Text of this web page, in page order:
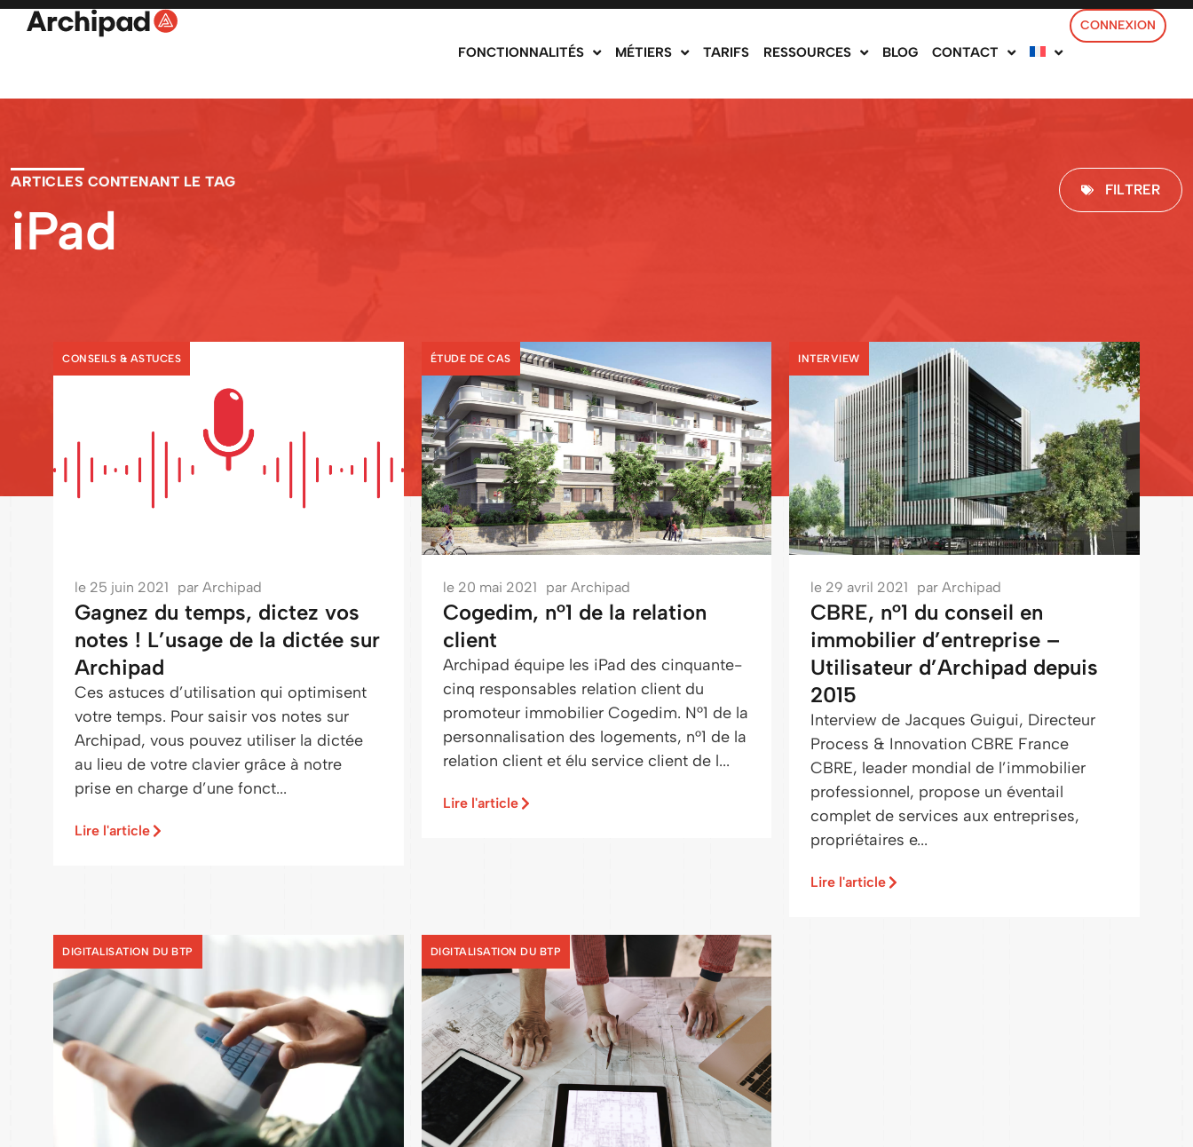
FONCTIONNALITÉS MÉTIERS TARIFS RESSOURCES BLOG CONTACT
CONNEXION
ARTICLES CONTENANT LE TAG
iPad
FILTRER
CONSEILS & ASTUCES
le 25 juin 2021 par Archipad
Gagnez du temps, dictez vos
notes ! L’usage de la dictée sur
Archipad
Ces astuces d’utilisation qui optimisent
votre temps. Pour saisir vos notes sur
Archipad, vous pouvez utiliser la dictée
au lieu de votre clavier grâce à notre
prise en charge d’une fonct...
Lire l'article
ÉTUDE DE CAS
le 20 mai 2021 par Archipad
Cogedim, n°1 de la relation
client
Archipad équipe les iPad des cinquante-
cinq responsables relation client du
promoteur immobilier Cogedim. N°1 de la
personnalisation des logements, n°1 de la
relation client et élu service client de l...
Lire l'article
INTERVIEW
le 29 avril 2021 par Archipad
CBRE, n°1 du conseil en
immobilier d’entreprise –
Utilisateur d’Archipad depuis
2015
Interview de Jacques Guigui, Directeur
Process & Innovation CBRE France
CBRE, leader mondial de l’immobilier
professionnel, propose un éventail
complet de services aux entreprises,
propriétaires e...
Lire l'article
DIGITALISATION DU BTP DIGITALISATION DU BTP